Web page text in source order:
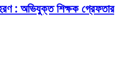
: অ‌ভিযুক্ত শিক্ষক গ্রেফতার